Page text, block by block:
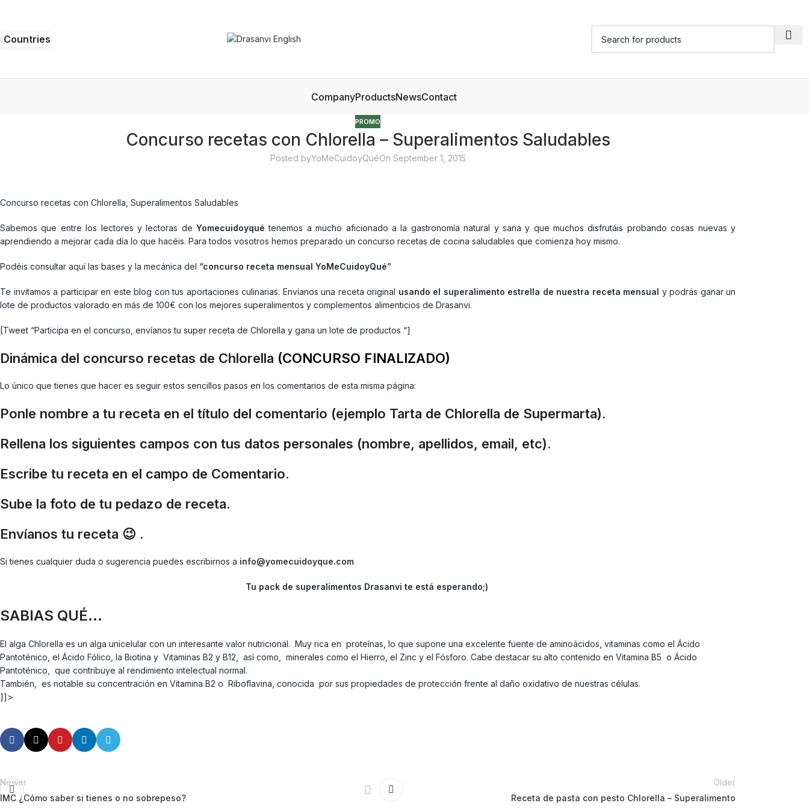
Countries
CompanyProductsNewsContact
PROMO
Concurso recetas con Chlorella – Superalimentos Saludables
Posted byYoMeCuidoyQuéOn September 1, 2015
Concurso recetas con Chlorella, Superalimentos Saludables
Sabemos que entre los lectores y lectoras deYomecuidoyqué tenemos a mucho aficionado a la gastronomía natural y sana y que muchos disfrutáis probando cosas nuevas y
aprendiendo a mejorar cada día lo que hacéis. Para todos vosotros hemos preparado un concurso recetas de cocina saludables que comienza hoy mismo.
Podéis consultar aquí las bases y la mecánica del “concurso receta mensual YoMeCuidoyQué”
Te invitamos a participar en este blog con tus aportaciones culinarias. Envíanos una receta original usando el superalimento estrella de nuestra receta mensual y podrás ganar un
lote de productos valorado en más de 100€ con los mejores superalimentos y complementos alimenticios de Drasanvi.
[Tweet “Participa en el concurso, envíanos tu super receta de Chlorella y gana un lote de productos “]
Dinámica del concurso recetas de Chlorella (CONCURSO FINALIZADO)
Lo único que tienes que hacer es seguir estos sencillos pasos en los comentarios de esta misma página:
Ponle nombre a tu receta en el título del comentario (ejemplo Tarta de Chlorella de Supermarta).
Rellena los siguientes campos con tus datos personales (nombre, apellidos, email, etc).
Escribe tu receta en el campo de Comentario.
Sube la foto de tu pedazo de receta.
Envíanos tu receta 😉 .
Si tienes cualquier duda o sugerencia puedes escribirnos a info@yomecuidoyque.com
Tu pack de superalimentos Drasanvi te está esperando;)
SABIAS QUÉ…
El alga Chlorella es un alga unicelular con un interesante valor nutricional. Muy rica en proteínas, lo que supone una excelente fuente de aminoácidos, vitaminas como el Ácido
Pantoténico, el Ácido Fólico, la Biotina y Vitaminas B2 y B12, así como, minerales como el Hierro, el Zinc y el Fósforo. Cabe destacar su alto contenido en Vitamina B5 o Ácido
Pantoténico, que contribuye al rendimiento intelectual normal.
También, es notable su concentración en Vitamina B2 o Riboflavina, conocida por sus propiedades de protección frente al daño oxidativo de nuestras células.
]]>
Newer
IMC ¿Cómo saber si tienes o no sobrepeso?
Older
Receta de pasta con pesto Chlorella – Superalimento